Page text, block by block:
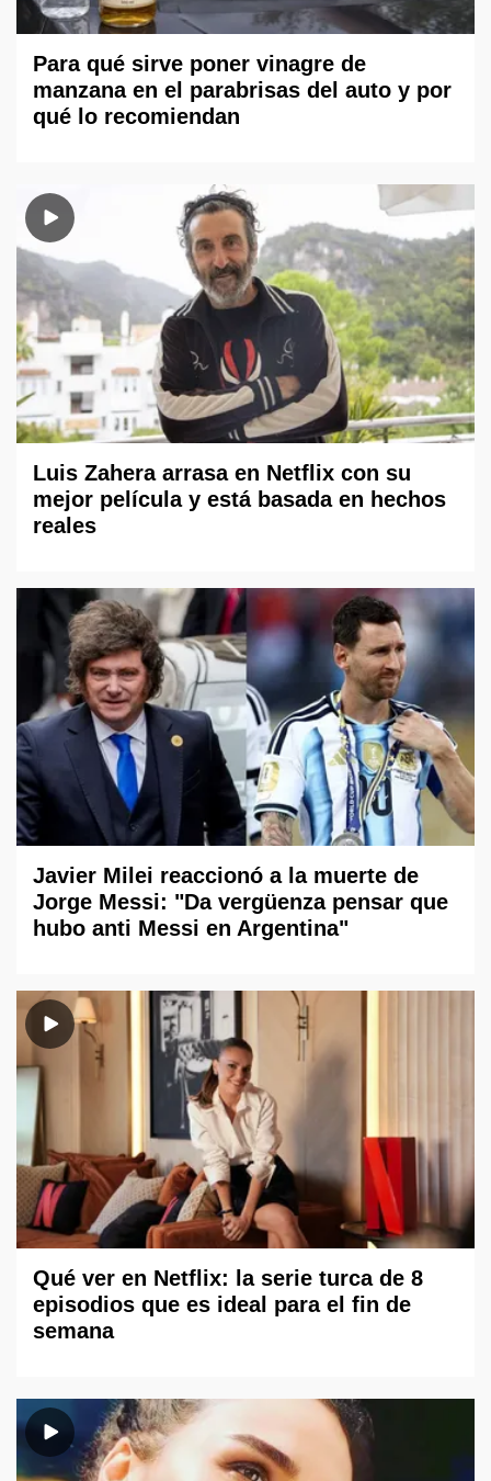
Para qué sirve poner vinagre de
manzana en el parabrisas del auto y por
qué lo recomiendan
Luis Zahera arrasa en Netflix con su
mejor película y está basada en hechos
reales
Javier Milei reaccionó a la muerte de
Jorge Messi: "Da vergüenza pensar que
hubo anti Messi en Argentina"
Qué ver en Netflix: la serie turca de 8
episodios que es ideal para el fin de
semana